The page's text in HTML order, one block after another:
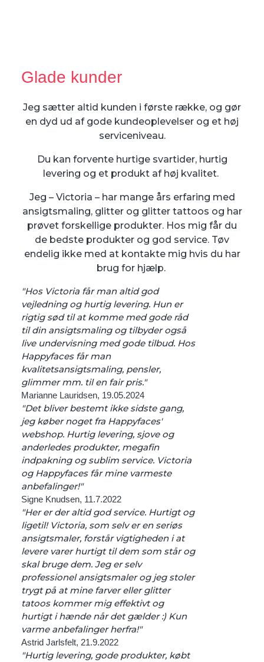
Glade kunder
Jeg sætter altid kunden i første række, og gør
en dyd ud af gode kundeoplevelser og et høj
serviceniveau.
Du kan forvente hurtige svartider, hurtig
levering og et produkt af høj kvalitet.
Jeg – Victoria – har mange års erfaring med
ansigtsmaling, glitter og glitter tattoos og har
prøvet forskellige produkter. Hos mig får du
de bedste produkter og god service. Tøv
endelig ikke med at kontakte mig hvis du har
brug for hjælp.
"Hos Victoria får man altid god
vejledning og hurtig levering. Hun er
rigtig sød til at komme med gode råd
til din ansigtsmaling og tilbyder også
live undervisning med gode tilbud. Hos
Happyfaces får man
kvalitetsansigtsmaling, pensler,
glimmer mm. til en fair pris."
Marianne Lauridsen, 19.05.2024
"Det bliver bestemt ikke sidste gang,
jeg køber noget fra Happyfaces'
webshop. Hurtig levering, sjove og
anderledes produkter, megafin
indpakning og sublim service. Victoria
og Happyfaces får mine varmeste
anbefalinger!"
Signe Knudsen, 11.7.2022
"Her er der altid god service. Hurtigt og
ligetil! Victoria, som selv er en seriøs
ansigtsmaler, forstår vigtigheden i at
levere varer hurtigt til dem som står og
skal bruge dem. Jeg er selv
professionel ansigtsmaler og jeg stoler
trygt på at mine farver eller glitter
tatoos kommer mig effektivt og
hurtigt i hænde når det gælder :) Kun
varme anbefalinger herfra!"
Astrid Jarlsfelt, 21.9.2022
"Hurtig levering, gode produkter, købt